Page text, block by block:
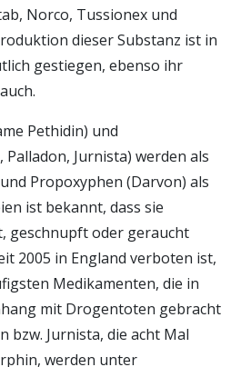
Norco, Tussionex und
dieser Substanz ist in
gestiegen, ebenso ihr
Pethidin) und
Jurnista) werden als
Propoxyphen (Darvon) als
ist bekannt, dass sie
geschnupft oder geraucht
2005 in England verboten ist,
Medikamenten, die in
mit Drogentoten gebracht
bzw. Jurnista, die acht Mal
werden unter